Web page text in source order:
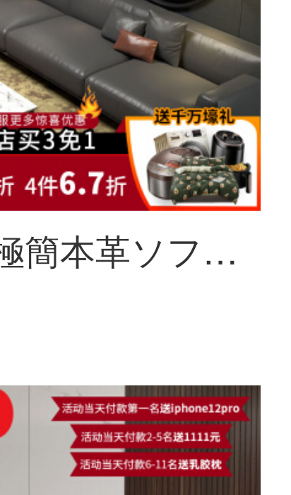
東裕意式極簡本革ソファ超軟北欧の軽量で豪華な小戸建ての直列客間セットはシンプルで現代的な意味で極簡単な本革ソファ【4人位】